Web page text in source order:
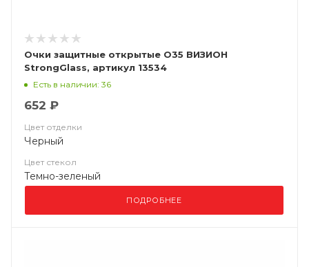
Очки защитные открытые О35 ВИЗИОН
StrongGlass, артикул 13534
Есть в наличии: 36
652 ₽
Цвет отделки
Черный
Цвет стекол
Темно-зеленый
ПОДРОБНЕЕ